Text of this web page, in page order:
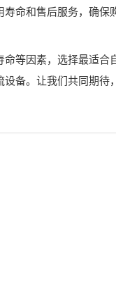
命和售后服务，确保
等因素，选择最适合
备。让我们共同期待